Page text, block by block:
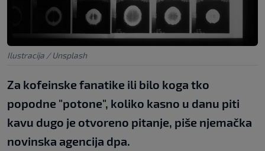
Ilustracija / Unsplash
Za kofeinske fanatike ili bilo koga tko
popodne "potone", koliko kasno u danu piti
kavu dugo je otvoreno pitanje, piše njemačka
novinska agencija dpa.